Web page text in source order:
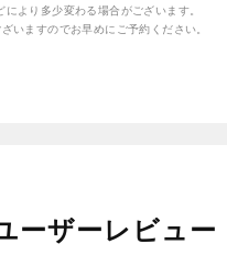
より多少変わる場合がございます。
いますのでお早めにご予約ください。
ーザーレビュー